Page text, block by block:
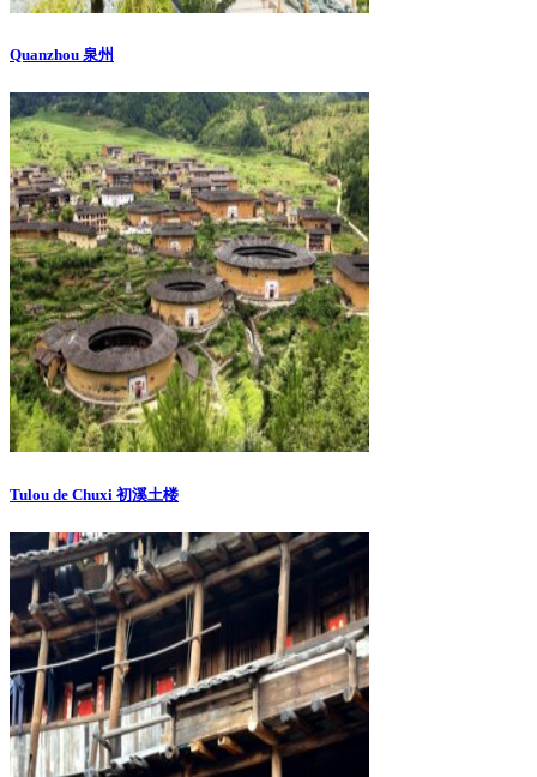
Quanzhou 泉州
Tulou de Chuxi 初溪土楼